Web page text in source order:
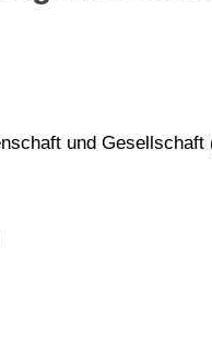
und Gesellschaft